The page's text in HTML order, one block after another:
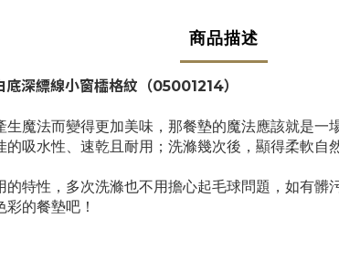
商品描述
深縹線小窗櫺格紋 （05001214）
魔法而變得更加美味，那餐墊的魔法應該就是
吸水性、速乾且耐用；洗滌幾次後，顯得柔軟自然
特性，多次洗滌也不用擔心起毛球問題，如有髒
的餐墊吧！